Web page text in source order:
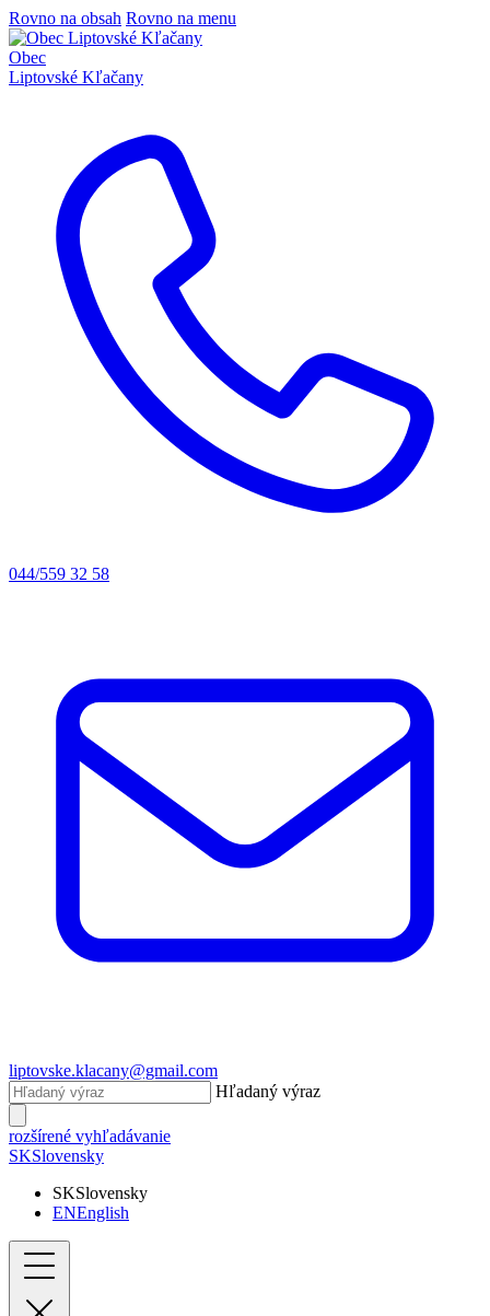
Rovno na obsah Rovno na menu
Obec
Liptovské Kľačany
044/559 32 58
liptovske.klacany@gmail.com
Hľadaný výraz
rozšírené vyhľadávanie
SKSlovensky
SKSlovensky
ENEnglish